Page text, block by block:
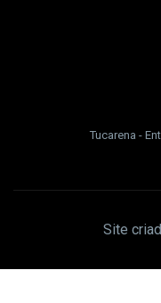
Tucarena -
Site